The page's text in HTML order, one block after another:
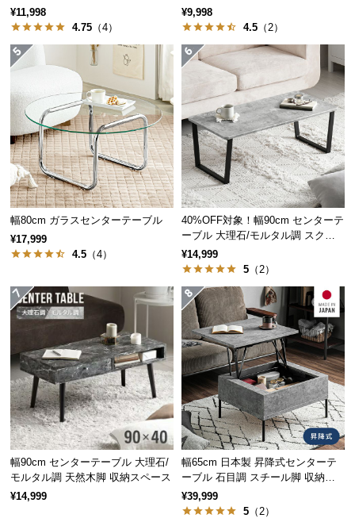
つ
会
員
規
約
に
つ
い
て
ポ
ー
ト
お
知
せ
天板サイズ
大 小
横幅・奥行き 約60㎝ 約54㎝
木目の美しい表情
天板は天然木のようなリアルな質感を再現。温かみ
感じる木目調はどんなお部屋にも調和します。
サッと拭くだけ簡単お手入れ
出し2杯
¥11,998
4.75 （4）
ッグ
¥9,998
4.5 （2）
幅80cm ガラスセンターテーブル
¥17,999
4.5 （4）
40%OFF対象！幅90cm センターテ
ーブル 大理石/モルタル調 スクエ
アレッグ 安心面取り加工
¥14,999
5 （2）
幅90cm センターテーブル 大理石/
モルタル調 天然木脚 収納スペース
¥14,999
幅65cm 日本製 昇降式センターテ
ーブル 石目調 スチール脚 収納ス
ペース 高さ34~54.5cm
¥39,999
5 （2）